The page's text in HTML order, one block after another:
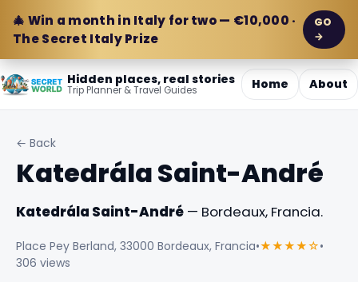
🎄 Win a month in Italy for two — €10,000 ·
The Secret Italy Prize
GO
→
Hidden places, real stories
Trip Planner & Travel Guides Home About
← Back
Katedrála Saint-André
Katedrála Saint-André — Bordeaux, Francia.
Place Pey Berland, 33000 Bordeaux, Francia•★★★★☆•
306 views